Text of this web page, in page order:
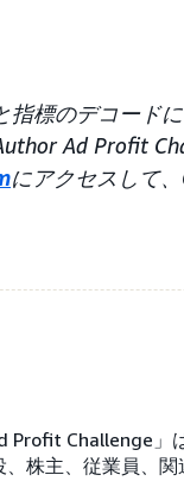
指標のデコード
Ad Profit
にアクセスして
Profit Challenge」
株主、従業員、